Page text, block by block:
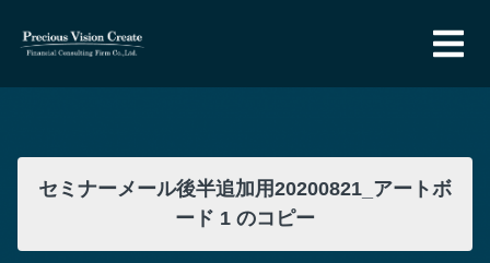
セミナーメール後半追加用20200821_アートボ
ード 1 のコピー